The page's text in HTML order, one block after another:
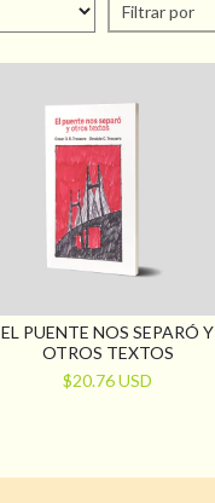
Filtrar por
EL PUENTE NOS SEPARÓ Y
OTROS TEXTOS
$20.76 USD